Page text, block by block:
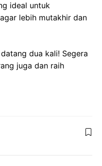
ideal untuk
lebih mutakhir dan
dua kali! Segera
juga dan raih